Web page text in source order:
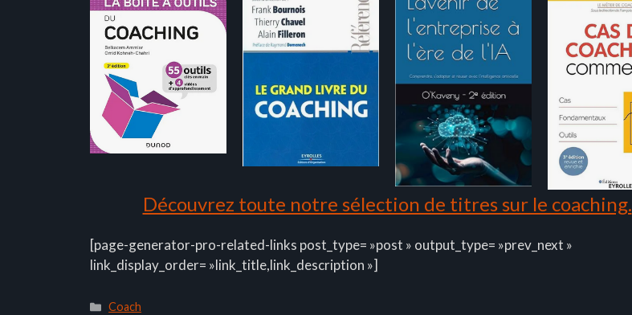
Découvrez toute notre sélection de titres sur le coaching.
[page-generator-pro-related-links post_type= »post » output_type= »prev_next »
link_display_order= »link_title,link_description »]
Catégories
Coach